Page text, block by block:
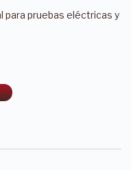
para pruebas eléctricas y